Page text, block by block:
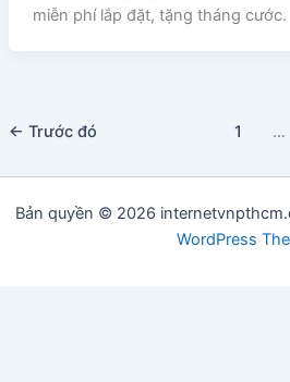
miễn phí lắp đặt, tặng tháng cước.
← Trước đó 1 …
Bản quyền © 2026
WordPress